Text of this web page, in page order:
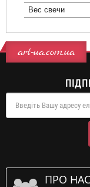
Вес свечи
art-ua.com.ua
ПРО НАС